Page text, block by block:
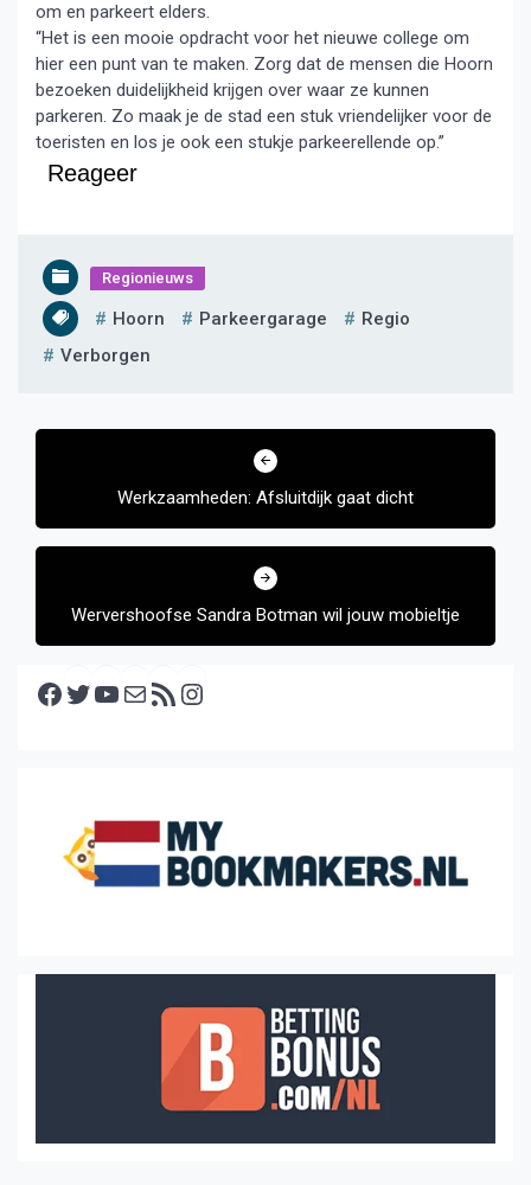
om en parkeert elders.
“Het is een mooie opdracht voor het nieuwe college om
hier een punt van te maken. Zorg dat de mensen die Hoorn
bezoeken duidelijkheid krijgen over waar ze kunnen
parkeren. Zo maak je de stad een stuk vriendelijker voor de
toeristen en los je ook een stukje parkeerellende op.”
Reageer
Regionieuws
Hoorn Parkeergarage
Regio
Verborgen
Bericht
Werkzaamheden: Afsluitdijk gaat dicht
Wervershoofse Sandra Botman wil jouw mobieltje
Facebook Twitter YouTube E-mail RSS feed